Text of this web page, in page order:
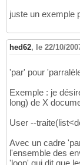
juste un exemple
hed62, le 22/10/
'par' pour
Exemple : je
long) de X
User --
Avec un cadre
l'ensemble des